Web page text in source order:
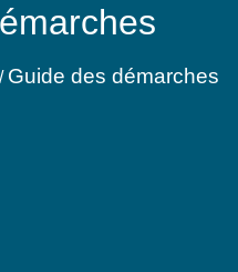
/ Guide des démarches